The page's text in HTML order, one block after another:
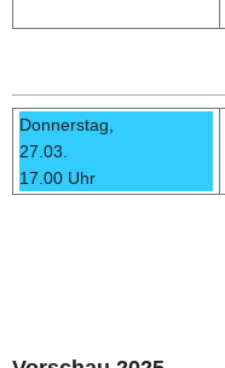
Donnerstag,
27.03.
17.00 Uhr